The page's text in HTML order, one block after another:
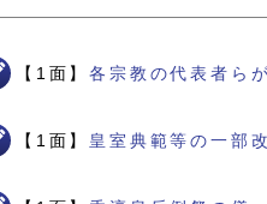
【1面】各宗教の代表者ら
【1面】 皇室典範等の一部